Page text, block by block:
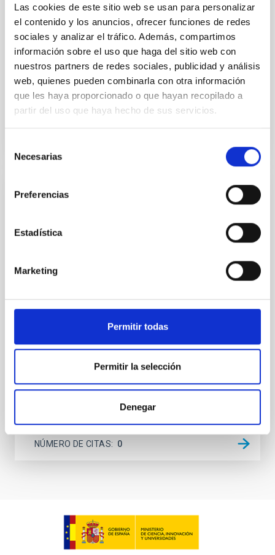
Las cookies de este sitio web se usan para personalizar
el contenido y los anuncios, ofrecer funciones de redes
sociales y analizar el tráfico. Además, compartimos
información sobre el uso que haga del sitio web con
nuestros partners de redes sociales, publicidad y análisis
web, quienes pueden combinarla con otra información
que les haya proporcionado o que hayan recopilado a
partir del uso que haya hecho de sus servicios.
Necesarias
Preferencias
Estadística
Marketing
Permitir todas
Permitir la selección
Denegar
studies have revealed that the cores of these
galaxies are redder than their outskirts. However,
spectroscopy is needed to break the age-metallicity
Cheng, Chloe M. et al.
BIBCODE 2026A&A...710A.158C
CON ÁRBITRO
system near the end of photoevaporation
dynamical and atmospheric evolution of planetary
systems. Many multi-planet systems younger than
disrupted, mirroring the Nice model proposed for
2026NATAS..10..818W
NÚMERO DE CITAS 0